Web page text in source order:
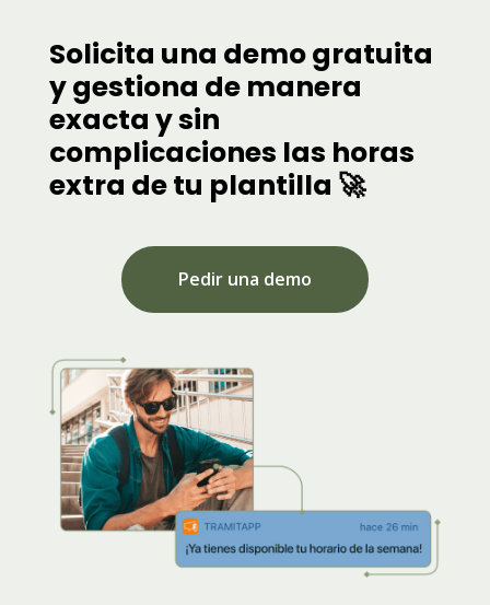
Solicita una demo gratuita
y gestiona de manera
exacta y sin
complicaciones las horas
extra de tu plantilla 🚀
Pedir una demo